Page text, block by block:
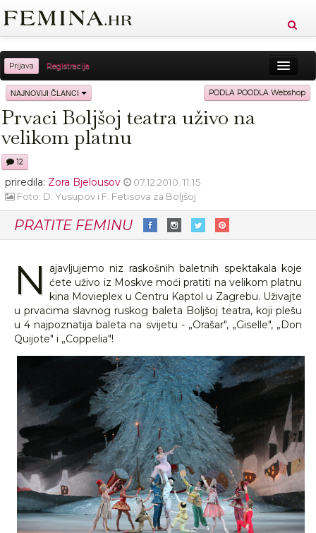
Prijava Registracija
Sreća Zdravlje Vitkost
Moda Ljubav Relax Putovanja Recepti
NAJNOVIJI ČLANCI PODLA POODLA Webshop
Prvaci Boljšoj teatra uživo na
velikom platnu
12
priredila: Zora Bjelousov
07.12.2010. 11:15
Foto: D. Yusupov i F. Fetisova za Boljšoj
PRATITE FEMINU
N ajavljujemo niz raskošnih baletnih spektakala koje
ćete uživo iz Moskve moći pratiti na velikom platnu
kina Movieplex u Centru Kaptol u Zagrebu. Uživajte
u prvacima slavnog ruskog baleta Boljšoj teatra, koji plešu
u 4 najpoznatija baleta na svijetu - „Orašar", „Giselle", „Don
Quijote" i „Coppelia"!